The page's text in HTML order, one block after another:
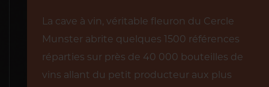
La cave à vin, véritable fleuron du Cercle
Munster abrite quelques 1500 références
réparties sur près de 40 000 bouteilles de
vins allant du petit producteur aux plus